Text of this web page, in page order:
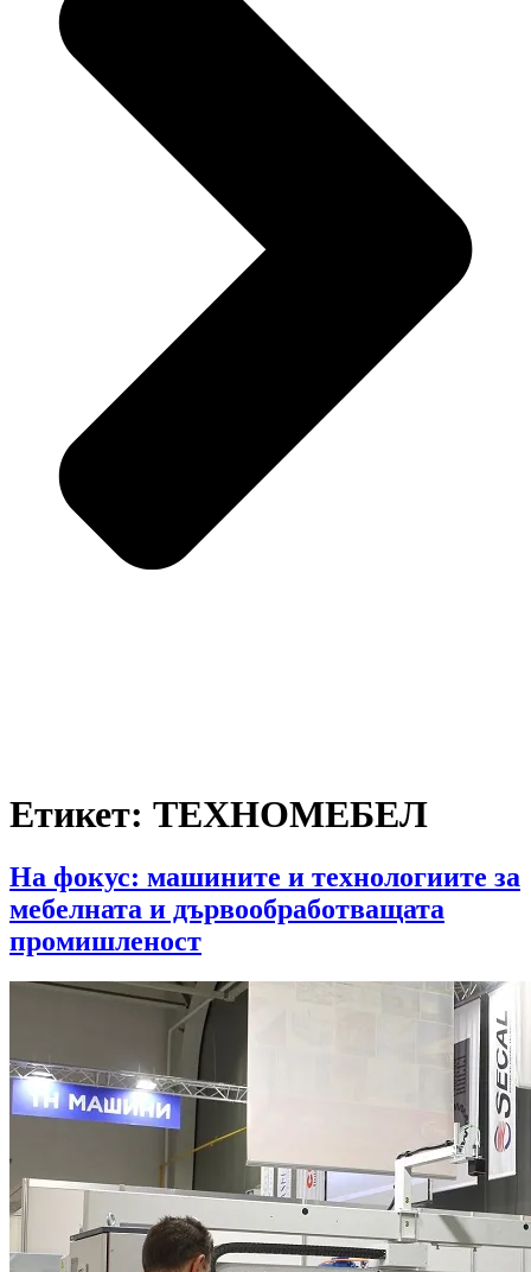
Етикет: ТЕХНОМЕБЕЛ
На фокус: машините и технологиите за
мебелната и дървообработващата
промишленост